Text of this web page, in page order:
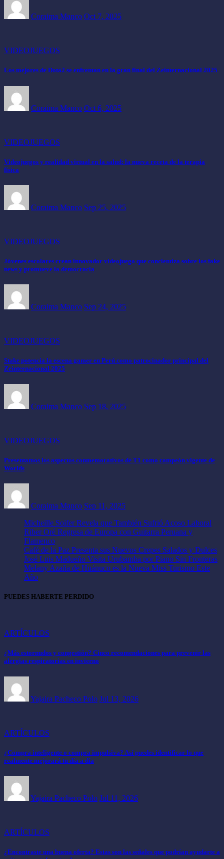
Coraima Manco Oct 7, 2025
VIDEOJUEGOS
Los mejores de Dota2 se enfrentan en la gran final del Zeinternacional 2025
Coraima Manco Oct 6, 2025
VIDEOJUEGOS
Videojuegos y realidad virtual en la salud: la nueva receta de la terapia
física
Coraima Manco Sep 25, 2025
VIDEOJUEGOS
Jóvenes escolares crean innovador videojuego que concientiza sobre los fake
news y promueve la democracia
Coraima Manco Sep 24, 2025
VIDEOJUEGOS
Stake potencia la escena gamer en Perú como patrocinador principal del
Zeinternacional 2025
Coraima Manco Sep 18, 2025
VIDEOJUEGOS
Presentamos los aspectos conmemorativos de T1 como campeón vigente de
Worlds
Coraima Manco Sep 11, 2025
Micheille Soifer Revela que También Sufrió Acoso Laboral
Riber Oré Regresa de Europa con Guitarra Peruana y
Flamenco
Café de la Paz Presenta sus Nuevos Crepes Salados y Dulces
José Luis Madueño Visita Urubamba por Piano Sin Fronteras
Melany Azaña de Huánuco es la Nueva Miss Turismo Este
Año
PUEDES HABERTE PERDIDO
ARTÍCULOS
¿Más estornudos y congestión? Cinco recomendaciones para prevenir las
alergias respiratorias en invierno
Yajaira Pacheco Polo Jul 13, 2026
ARTÍCULOS
¿Compra inteligente o compra impulsiva? Así puedes identificar lo que
realmente mejorará tu día a día
Yajaira Pacheco Polo Jul 11, 2026
ARTÍCULOS
¿Encontraste una buena oferta? Estas son las señales que podrían ayudarte a